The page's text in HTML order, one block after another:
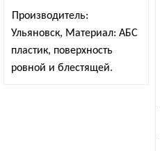
Производитель:
Ульяновск, Материал: АБС
пластик, поверхность
ровной и блестящей.